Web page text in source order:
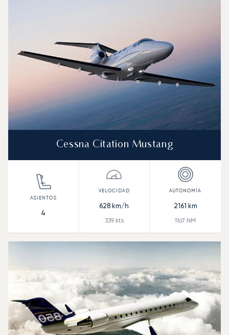
Cessna Citation Mustang
4
628 km/h
339kts
2161 km
1167 NM